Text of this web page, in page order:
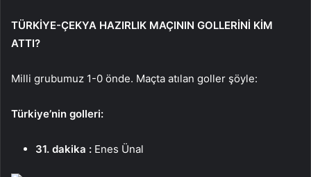
TÜRKİYE-ÇEKYA HAZIRLIK MAÇININ GOLLERİNİ KİM
ATTI?
Milli grubumuz 1-0 önde. Maçta atılan goller şöyle:
Türkiye’nin golleri:
31. dakika : Enes Ünal